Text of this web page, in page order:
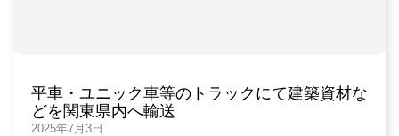
2025年7月3日
平車・ユニック車等のトラックにて建築資材な
どを関東県内へ輸送